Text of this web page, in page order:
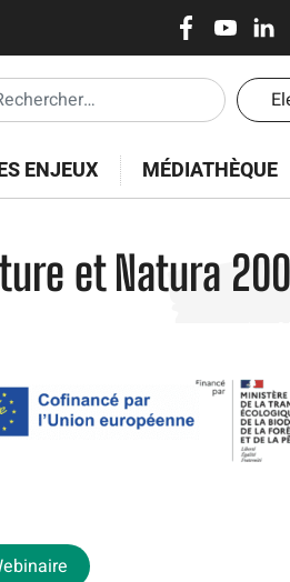
content
Réseaux
sociaux
En-
tête
-
ENJEUX MÉDIATHÈQUE
et Natura